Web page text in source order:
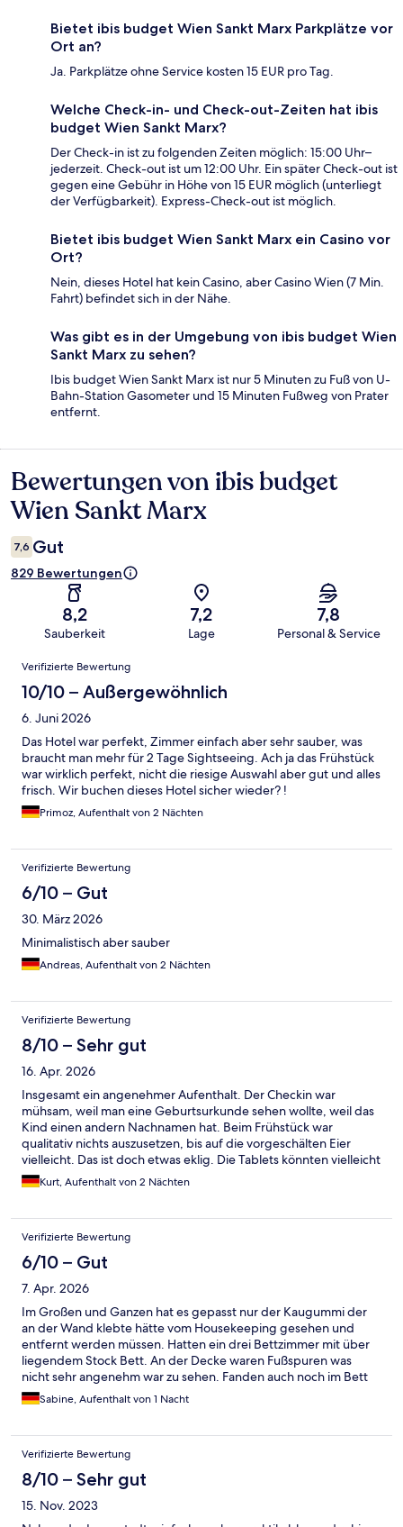
Bietet ibis budget Wien Sankt Marx Parkplätze vor
Ort an?
Ja. Parkplätze ohne Service kosten 15 EUR pro Tag.
Welche Check-in- und Check-out-Zeiten hat ibis
budget Wien Sankt Marx?
Der Check-in ist zu folgenden Zeiten möglich: 15:00 Uhr–
jederzeit. Check-out ist um 12:00 Uhr. Ein später Check-out ist
gegen eine Gebühr in Höhe von 15 EUR möglich (unterliegt
der Verfügbarkeit). Express-Check-out ist möglich.
Bietet ibis budget Wien Sankt Marx ein Casino vor
Ort?
Nein, dieses Hotel hat kein Casino, aber Casino Wien (7 Min.
Fahrt) befindet sich in der Nähe.
Was gibt es in der Umgebung von ibis budget Wien
Sankt Marx zu sehen?
Ibis budget Wien Sankt Marx ist nur 5 Minuten zu Fuß von U-
Bahn-Station Gasometer und 15 Minuten Fußweg von Prater
entfernt.
Bewertungen
Bewertungen von ibis budget
Wien Sankt Marx
7,6 Gut
829 Bewertungen
8,2
Sauberkeit
7,2
Lage
7,8
Personal & Service
Bewertungen
Verifizierte Bewertung
10/10 – Außergewöhnlich
6. Juni 2026
Das Hotel war perfekt, Zimmer einfach aber sehr sauber, was
braucht man mehr für 2 Tage Sightseeing. Ach ja das Frühstück
war wirklich perfekt, nicht die riesige Auswahl aber gut und alles
frisch. Wir buchen dieses Hotel sicher wieder? !
Primoz, Aufenthalt von 2 Nächten
Verifizierte Bewertung
6/10 – Gut
30. März 2026
Minimalistisch aber sauber
Andreas, Aufenthalt von 2 Nächten
Verifizierte Bewertung
8/10 – Sehr gut
16. Apr. 2026
Insgesamt ein angenehmer Aufenthalt. Der Checkin war
mühsam, weil man eine Geburtsurkunde sehen wollte, weil das
Kind einen andern Nachnamen hat. Beim Frühstück war
qualitativ nichts auszusetzen, bis auf die vorgeschälten Eier
vielleicht. Das ist doch etwas eklig. Die Tablets könnten vielleicht
etwas größer sein, aber alles in allen waren wir zufrieden. Die
Zimmer waren sauber und zweckmäßig eingerichtet. Wir
ein Ibis Budget. Hatten wir auch schon in Krakau und Paris.
Kurt, Aufenthalt von 2 Nächten
Verifizierte Bewertung
6/10 – Gut
7. Apr. 2026
Im Großen und Ganzen hat es gepasst nur der Kaugummi der
an der Wand klebte hätte vom Housekeeping gesehen und
entfernt werden müssen. Hatten ein drei Bettzimmer mit über
liegendem Stock Bett. An der Decke waren Fußspuren was
nicht sehr angenehm war zu sehen. Fanden auch noch im Bett
einen Socken von den Vorgängern.
Sabine, Aufenthalt von 1 Nacht
Verifizierte Bewertung
8/10 – Sehr gut
15. Nov. 2023